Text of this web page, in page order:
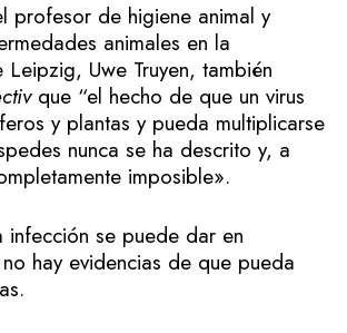
profesor de higiene animal y
animales en la
Leipzig, Uwe Truyen, también
que “el hecho de que un virus
y plantas y pueda multiplicarse
nunca se ha descrito y, a
imposible».
infección se puede dar en
hay evidencias de que pueda